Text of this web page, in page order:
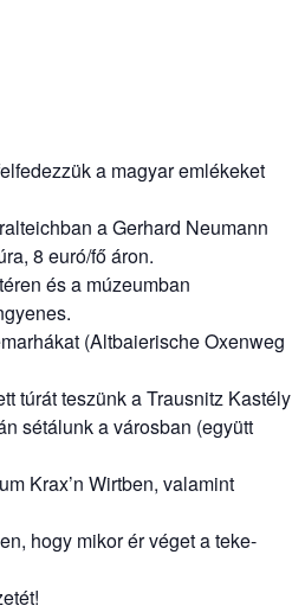
a magyar emlékeket
a Gerhard Neumann
8 euró/fő áron.
és a múzeumban
(Altbaierische Oxenweg
túrát teszünk a Trausnitz Kastély
sétálunk a városban (együtt
Krax’n Wirtben, valamint
hogy mikor ér véget a teke-